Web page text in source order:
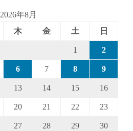
2026年8月
木 金 土 日
1 2
6 7 8 9
13 14 15 16
20 21 22 23
27 28 29 30